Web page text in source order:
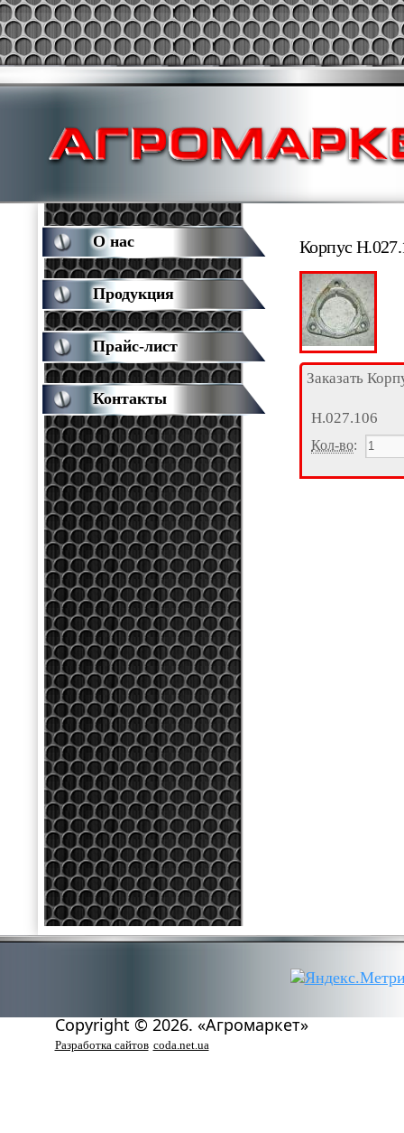
Корпус
Заказать
Н.027.106
Кол-во:
О нас
Продукция
Прайс-лист
Контакты
Copyright © 2026. «Агромаркет»
Разработка сайтов coda.net.ua